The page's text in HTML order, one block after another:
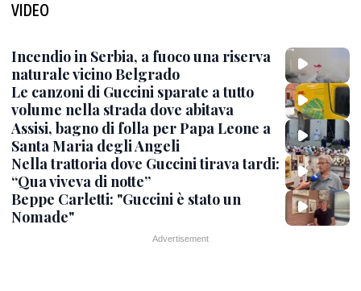
VIDEO
Incendio in Serbia, a fuoco una riserva
naturale vicino Belgrado
Le canzoni di Guccini sparate a tutto
volume nella strada dove abitava
Assisi, bagno di folla per Papa Leone a
Santa Maria degli Angeli
Nella trattoria dove Guccini tirava tardi:
“Qua viveva di notte”
Beppe Carletti: "Guccini è stato un
Nomade"